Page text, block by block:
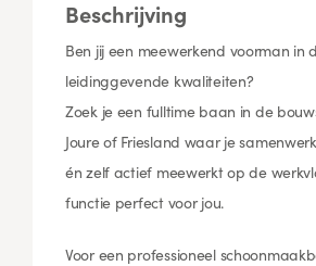
Beschrijving
Ben jij een meewerkend voorman in
leidinggevende kwaliteiten?
Zoek je een fulltime baan in de
Joure of Friesland waar je
én zelf actief meewerkt op de
functie perfect voor jou.
Voor een professioneel